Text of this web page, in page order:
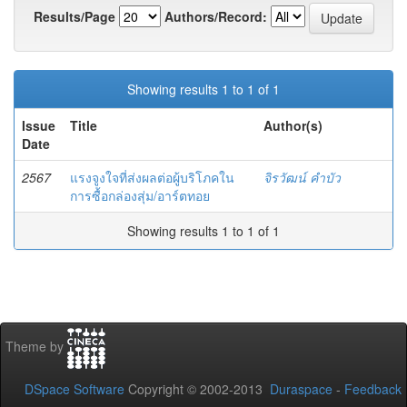
Results/Page
Authors/Record:
Showing results 1 to 1 of 1
Issue
Date
Title Author(s)
2567
แรงจูงใจที่ส่งผลต่อผู้บริโภคใน
การซื้อกล่องสุ่ม/อาร์ตทอย
จิรวัฒน์ คำบัว
Showing results 1 to 1 of 1
Theme by
DSpace Software Copyright © 2002-2013 Duraspace - Feedback